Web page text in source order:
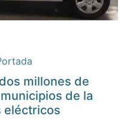
millones de
de la
eléctricos